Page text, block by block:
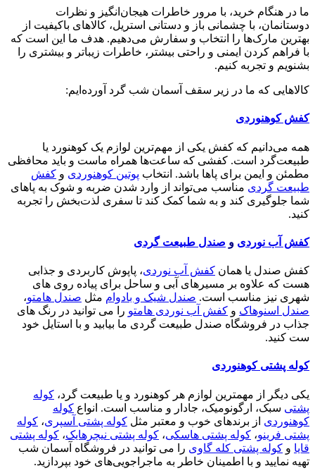
ما در هنگام خرید، با مرور خاطرات هیجان‌انگیز و نظرات
دوستانمان، با چشمانی باز و دستانی استریل، کالاهای باکیفیت از
بهترین مارک‌ها را انتخاب و سفارش می‌دهیم. هدف ما این است که
با فراهم کردن ایمنی و راحتی بیشتر، خاطرات زیباتر و بیشتری را
بشنویم و تجربه کنیم.
کالاهایی که ما در زیر سقف آسمان شب گرد آورده‌ایم:
کفش کوهنوردی
همه می‌دانیم که کفش یکی از مهم‌ترین لوازم یک کوهنورد یا
طبیعت‌گرد است. کفشی که ساعت‌ها همراه ماست و باید محافظی
مطمئن و ایمن برای پاها باشد. انتخاب پوتین کوهنوردی و کفش
طبیعت گردی مناسب می‌تواند از وارد شدن ضربه و شوک به پاهای
شما جلوگیری کند و به شما کمک کند تا سفری لذت‌بخش را تجربه
کنید.
کفش آب نوردی و صندل طبیعت گردی
کفش صندل یا همان کفش آب نوردی، پاپوش کاربردی و جذابی
هست که علاوه بر مسیرهای آبی و ساحل برای پیاده روی های
شهری نیز مناسب است. صندل شیک و بادوام مثل صندل هامتو،
صندل اسنوهاک و کفش آب نوردی هامتو را می توانید در رنگ های
جذاب در فروشگاه صندل طبیعت گردی ما بیابید و با استایل خود
ست کنید.
کوله پشتی کوهنوردی
یکی دیگر از مهمترین لوازم هر کوهنورد و یا طبیعت گرد، کوله
پشتی سبک، ارگونومیک، جادار و مناسب است. انواع کوله
کوهنوردی از برندهای خوب و معتبر مثل کوله پشتی آسپری، کوله
پشتی فرینو، کوله پشتی هاسکی، کوله پشتی نیچرهایک، کوله پشتی
قایا و کوله پشتی کله گاوی را می توانید در فروشگاه آسمان شب
تهیه نمایید و با اطمینان خاطر به ماجراجویی‌های خود بپردازید.